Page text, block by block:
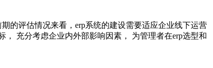
的评估情况来看，erp系统的建设需要适应企业线下运营
充分考虑企业内外部影响因素， 为管理者在erp选型和